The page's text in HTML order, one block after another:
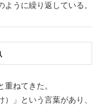
うに繰り返している。
重ねてきた。
）」という言葉があり、